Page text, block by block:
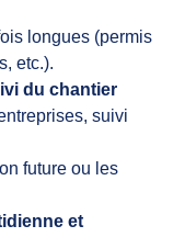
longues (permis
etc.).
du chantier
suivi
future ou les
et